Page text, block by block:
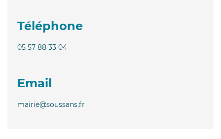
Téléphone
05 57 88 33 04
Email
mairie@soussans.fr